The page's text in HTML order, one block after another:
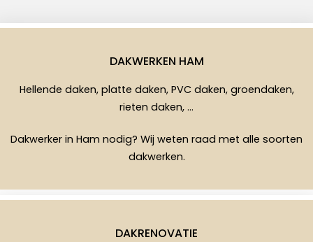
DAKWERKEN HAM
Hellende daken, platte daken, PVC daken, groendaken,
rieten daken, …
Dakwerker in Ham nodig? Wij weten raad met alle soorten
dakwerken.
DAKRENOVATIE